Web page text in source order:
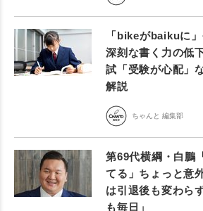
「bikeがbaikuに
深刻な書く力の低
試「受験が心配」
解説
ちゃんと 編集部
第69代横綱・白鵬
てる」ちょっと意
は引退後も変わら
も毎日」